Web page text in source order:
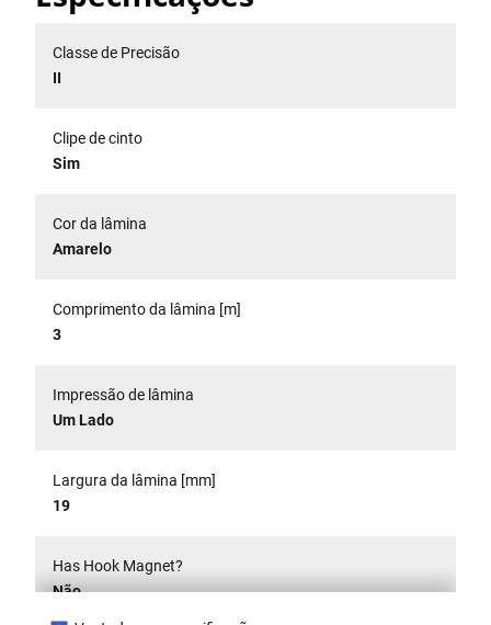
Classe de Precisão
II
Clipe de cinto
Sim
Cor da lâmina
Amarelo
Comprimento da lâmina [m]
3
Impressão de lâmina
Um Lado
Largura da lâmina [mm]
19
Has Hook Magnet?
Não